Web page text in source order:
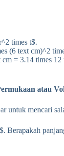
times t$.
(6 text cm)^2
= 3.14 times
atau
untuk mencari
Berapakah